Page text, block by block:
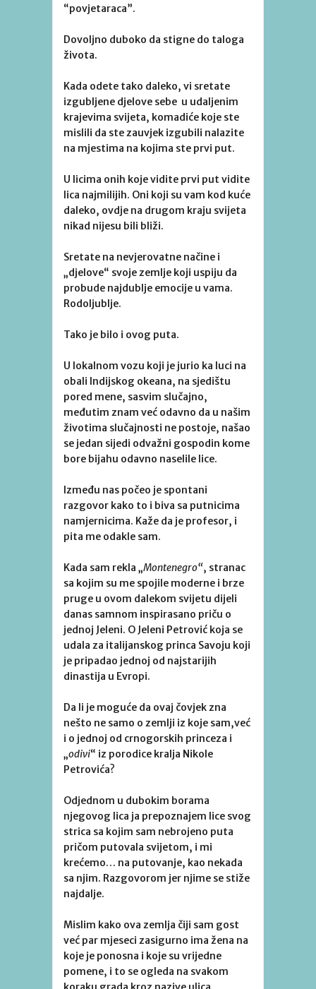
“povjetaraca”.
Dovoljno duboko da stigne do taloga
života.
Kada odete tako daleko, vi sretate
izgubljene djelove sebe u udaljenim
krajevima svijeta, komadiće koje ste
mislili da ste zauvjek izgubili nalazite
na mjestima na kojima ste prvi put.
U licima onih koje vidite prvi put vidite
lica najmilijih. Oni koji su vam kod kuće
daleko, ovdje na drugom kraju svijeta
nikad nijesu bili bliži.
Sretate na nevjerovatne načine i
„djelove“ svoje zemlje koji uspiju da
probude najdublje emocije u vama.
Rodoljublje.
Tako je bilo i ovog puta.
U lokalnom vozu koji je jurio ka luci na
obali Indijskog okeana, na sjedištu
pored mene, sasvim slučajno,
međutim znam već odavno da u našim
životima slučajnosti ne postoje, našao
se jedan sijedi odvažni gospodin kome
bore bijahu odavno naselile lice.
Između nas počeo je spontani
razgovor kako to i biva sa putnicima
namjernicima. Kaže da je profesor, i
pita me odakle sam.
Kada sam rekla „Montenegro“, stranac
sa kojim su me spojile moderne i brze
pruge u ovom dalekom svijetu dijeli
danas samnom inspirasano priču o
jednoj Jeleni. O Jeleni Petrović koja se
udala za italijanskog princa Savoju koji
je pripadao jednoj od najstarijih
dinastija u Evropi.
Da li je moguće da ovaj čovjek zna
nešto ne samo o zemlji iz koje sam,već
i o jednoj od crnogorskih princeza i
„odivi“ iz porodice kralja Nikole
Petrovića?
Odjednom u dubokim borama
njegovog lica ja prepoznajem lice svog
strica sa kojim sam nebrojeno puta
pričom putovala svijetom, i mi
krećemo… na putovanje, kao nekada
sa njim. Razgovorom jer njime se stiže
najdalje.
Mislim kako ova zemlja čiji sam gost
već par mjeseci zasigurno ima žena na
koje je ponosna i koje su vrijedne
pomene, i to se ogleda na svakom